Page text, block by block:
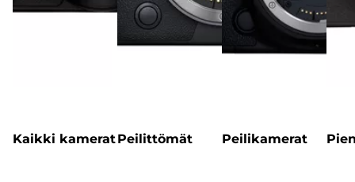
Kaikki kameratPeilittömät Peilikamerat